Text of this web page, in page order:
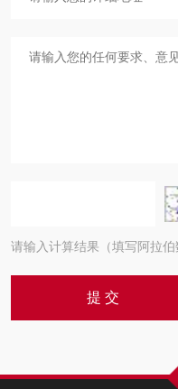
请输入计算结果（填写阿拉